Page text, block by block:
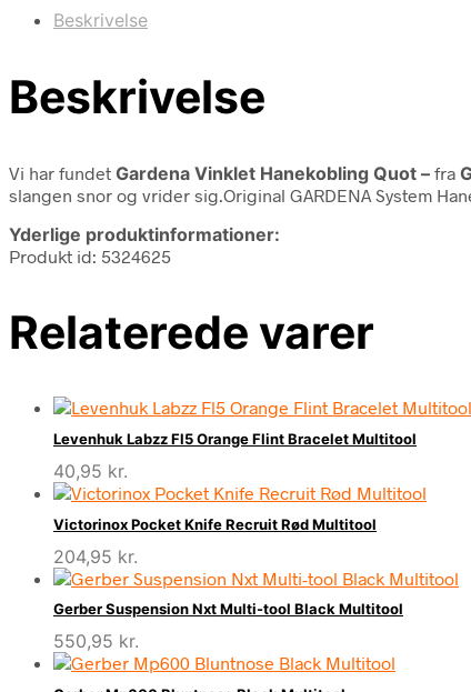
Beskrivelse
Beskrivelse
Vi har fundet Gardena Vinklet Hanekobling Quot – fra
slangen snor og vrider sig.Original GARDENA System
Yderlige produktinformationer:
Produkt id: 5324625
Relaterede varer
Levenhuk Labzz Fl5 Orange Flint Bracelet Multitool
40,95 kr.
Victorinox Pocket Knife Recruit Rød Multitool
204,95 kr.
Gerber Suspension Nxt Multi-tool Black Multitool
550,95 kr.